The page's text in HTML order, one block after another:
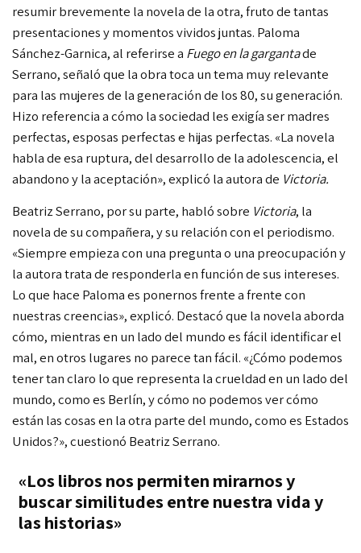
resumir brevemente la novela de la otra, fruto de tantas
presentaciones y momentos vividos juntas. Paloma
Sánchez-Garnica, al referirse a Fuego en la gargantade
Serrano, señaló que la obra toca un tema muy relevante
para las mujeres de la generación de los 80, su generación.
Hizo referencia a cómo la sociedad les exigía ser madres
perfectas, esposas perfectas e hijas perfectas. «La novela
habla de esa ruptura, del desarrollo de la adolescencia, el
abandono y la aceptación», explicó la autora de Victoria.
Beatriz Serrano, por su parte, habló sobre Victoria, la
novela de su compañera, y su relación con el periodismo.
«Siempre empieza con una pregunta o una preocupación y
la autoratrata de responderla en función de sus intereses.
Lo que hace Paloma es ponernos frente a frente con
nuestras creencias», explicó. Destacó que la novela aborda
cómo, mientras en un lado del mundo es fácil identificar el
mal, en otros lugares no parece tan fácil. «¿Cómo podemos
tener tan claro lo que representa la crueldad en un lado del
mundo, como es Berlín, y cómo no podemos ver cómo
están las cosas en la otra parte del mundo, como es Estados
Unidos?», cuestionó Beatriz Serrano.
«Los libros nos permiten mirarnos y
buscar similitudes entre nuestra vida y
las historias»